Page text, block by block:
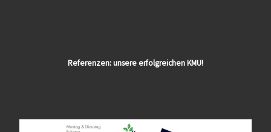
Referenzen: unsere erfolgreichen KMU!